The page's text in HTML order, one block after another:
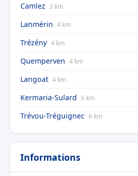
Camlez 3 km
Lanmérin 4 km
Trézény 4 km
Quemperven 4 km
Langoat 4 km
Kermaria-Sulard 6 km
Trévou-Tréguignec 6 km
Informations